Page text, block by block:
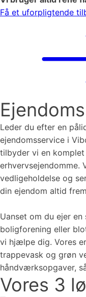
Få et uforpligtende
Leder du efter en
ejendomsservice i
tilbyder vi en
erhvervsejendomme.
vedligeholdelse og
din ejendom altid
Uanset om du ejer
boligforening eller
vi hjælpe dig. Vores
trappevask og grøn
håndværksopgaver,
Vores 3